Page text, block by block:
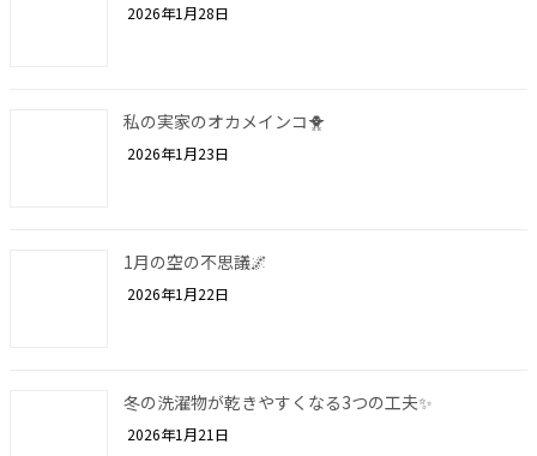
2026年1月28日
私の実家のオカメインコ🐥
2026年1月23日
1月の空の不思議🌌
2026年1月22日
冬の洗濯物が乾きやすくなる3つの工夫✨
2026年1月21日